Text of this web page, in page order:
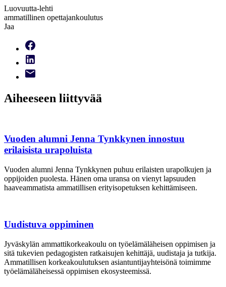
Luovuutta-lehti
ammatillinen opettajankoulutus
Jaa
Aiheeseen liittyvää
Vuoden alumni Jenna Tynkkynen innostuu
erilaisista urapoluista
Vuoden alumni Jenna Tynkkynen puhuu erilaisten urapolkujen ja
oppijoiden puolesta. Hänen oma uransa on vienyt lapsuuden
haaveammatista ammatillisen erityisopetuksen kehittämiseen.
Uudistuva oppiminen
Jyväskylän ammattikorkeakoulu on työelämäläheisen oppimisen ja
sitä tukevien pedagogisten ratkaisujen kehittäjä, uudistaja ja tutkija.
Ammatillisen korkeakoulutuksen asiantuntijayhteisönä toimimme
työelämäläheisessä oppimisen ekosysteemissä.